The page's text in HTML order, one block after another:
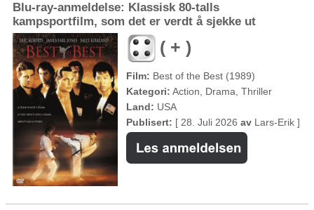
Blu-ray-anmeldelse: Klassisk 80-talls
kampsportfilm, som det er verdt å sjekke ut
( + )
Film: Best of the Best (1989)
Kategori: Action, Drama, Thriller
Land: USA
Publisert: [ 28. Juli 2026 av Lars-Erik ]